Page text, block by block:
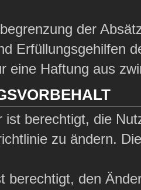
der
Erfüllungsgehilfen
eine Haftung aus
ist berechtigt, die
zu ändern.
berechtigt, den